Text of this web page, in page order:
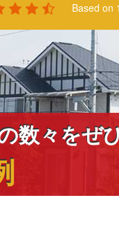
Based on
数々をぜ